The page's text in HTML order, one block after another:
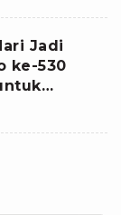
Jadi
ke-530